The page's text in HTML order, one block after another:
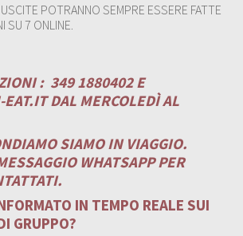
POTRANNO SEMPRE ESSERE FATTE
SU 7 ONLINE.
: 349 1880402 E
EAT.ITDAL MERCOLEDÌ AL
SIAMO IN VIAGGIO.
WHATSAPP PER
IN TEMPO REALE SUI
GRUPPO?